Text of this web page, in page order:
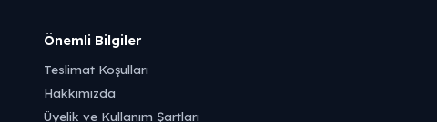
Önemli Bilgiler
Teslimat Koşulları
Hakkımızda
Üyelik ve Kullanım Şartları